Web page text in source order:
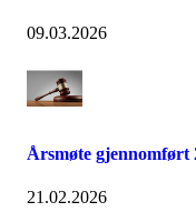
09.03.2026
Årsmøte gjennomført
21.02.2026